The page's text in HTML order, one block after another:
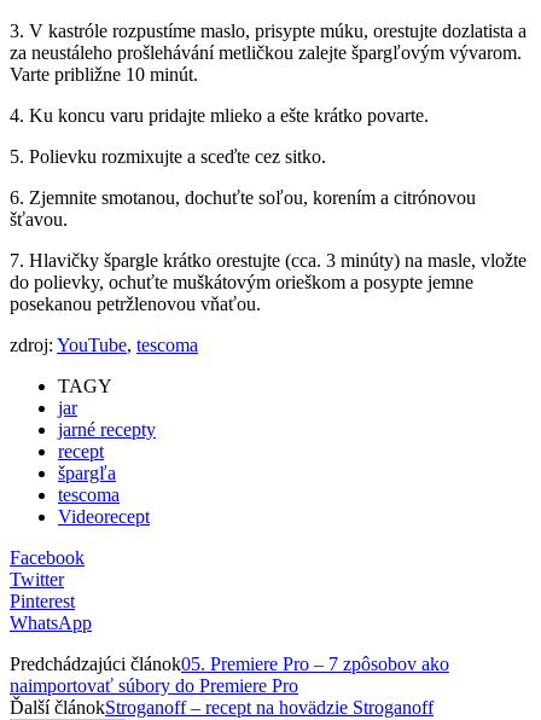
3. V kastróle rozpustíme maslo, prisypte múku, orestujte dozlatista a
za neustáleho prošlehávání metličkou zalejte špargľovým vývarom.
Varte približne 10 minút.
4. Ku koncu varu pridajte mlieko a ešte krátko povarte.
5. Polievku rozmixujte a sceďte cez sitko.
6. Zjemnite smotanou, dochuťte soľou, korením a citrónovou
šťavou.
7. Hlavičky špargle krátko orestujte (cca. 3 minúty) na masle, vložte
do polievky, ochuťte muškátovým orieškom a posypte jemne
posekanou petržlenovou vňaťou.
zdroj: YouTube, tescoma
TAGY
jar
jarné recepty
recept
špargľa
tescoma
Videorecept
Facebook
Twitter
Pinterest
WhatsApp
Predchádzajúci článok05. Premiere Pro – 7 zpôsobov ako
naimportovať súbory do Premiere Pro
Ďalší článokStroganoff – recept na hovädzie Stroganoff